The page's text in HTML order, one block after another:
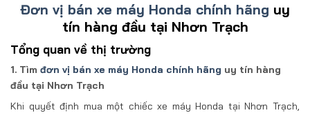
Đơn vị bán xe máy Honda chính hãng uy
tín hàng đầu tại Nhơn Trạch
Tổng quan về thị trường
1. Tìm đơn vị bán xe máy Honda chính hãng uy tín hàng
đầu tại Nhơn Trạch
Khi quyết định mua một chiếc xe máy Honda tại Nhơn Trạch,